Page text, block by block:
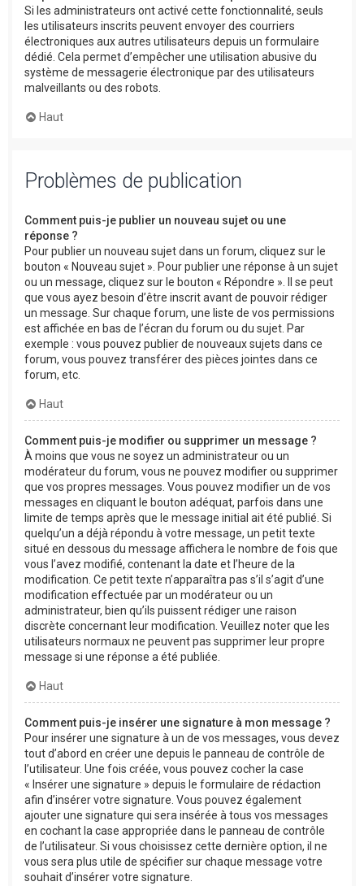
Si les administrateurs ont activé cette fonctionnalité, seuls
les utilisateurs inscrits peuvent envoyer des courriers
électroniques aux autres utilisateurs depuis un formulaire
dédié. Cela permet d’empêcher une utilisation abusive du
système de messagerie électronique par des utilisateurs
malveillants ou des robots.
Haut
Problèmes de publication
Comment puis-je publier un nouveau sujet ou une
réponse ?
Pour publier un nouveau sujet dans un forum, cliquez sur le
bouton « Nouveau sujet ». Pour publier une réponse à un sujet
ou un message, cliquez sur le bouton « Répondre ». Il se peut
que vous ayez besoin d’être inscrit avant de pouvoir rédiger
un message. Sur chaque forum, une liste de vos permissions
est affichée en bas de l’écran du forum ou du sujet. Par
exemple : vous pouvez publier de nouveaux sujets dans ce
forum, vous pouvez transférer des pièces jointes dans ce
forum, etc.
Haut
Comment puis-je modifier ou supprimer un message ?
À moins que vous ne soyez un administrateur ou un
modérateur du forum, vous ne pouvez modifier ou supprimer
que vos propres messages. Vous pouvez modifier un de vos
messages en cliquant le bouton adéquat, parfois dans une
limite de temps après que le message initial ait été publié. Si
quelqu’un a déjà répondu à votre message, un petit texte
situé en dessous du message affichera le nombre de fois que
vous l’avez modifié, contenant la date et l’heure de la
modification. Ce petit texte n’apparaîtra pas s’il s’agit d’une
modification effectuée par un modérateur ou un
administrateur, bien qu’ils puissent rédiger une raison
discrète concernant leur modification. Veuillez noter que les
utilisateurs normaux ne peuvent pas supprimer leur propre
message si une réponse a été publiée.
Haut
Comment puis-je insérer une signature à mon message ?
Pour insérer une signature à un de vos messages, vous devez
tout d’abord en créer une depuis le panneau de contrôle de
l’utilisateur. Une fois créée, vous pouvez cocher la case
« Insérer une signature » depuis le formulaire de rédaction
afin d’insérer votre signature. Vous pouvez également
ajouter une signature qui sera insérée à tous vos messages
en cochant la case appropriée dans le panneau de contrôle
de l’utilisateur. Si vous choisissez cette dernière option, il ne
vous sera plus utile de spécifier sur chaque message votre
souhait d’insérer votre signature.